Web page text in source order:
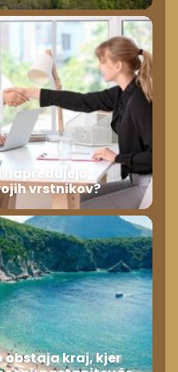
vrstnikov?
obstaja kraj, kjer